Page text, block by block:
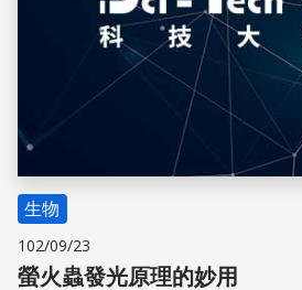
生物
102/09/23
螢火蟲發光原理的妙用